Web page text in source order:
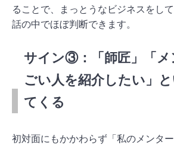
ることで、まっとうなビジネスをし
話の中でほぼ判断できます。
サイン③：「師匠」「メ
ごい人を紹介したい」
てくる
初対面にもかかわらず「私のメンター